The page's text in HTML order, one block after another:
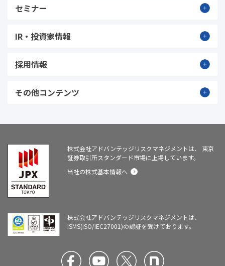
セミナー
IR・投資家情報
採用情報
その他コンテンツ
株式会社アドバンテッジリスクマネジメントは、
東京
証券取引所スタンダード市場に上場しています。
当社の株式基本情報へ
株式会社アドバンテッジリスクマネジメントは、
ISMS(ISO/IEC27001)の認証を受けております。